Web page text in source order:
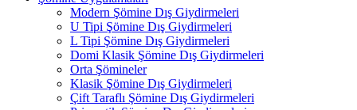
Modern Şömine Dış Giydirmeleri
U Tipi Şömine Dış Giydirmeleri
L Tipi Şömine Dış Giydirmeleri
Domi Klasik Şömine Dış Giydirmeleri
Orta Şömineler
Klasik Şömine Dış Giydirmeleri
Çift Taraflı Şömine Dış Giydirmeleri